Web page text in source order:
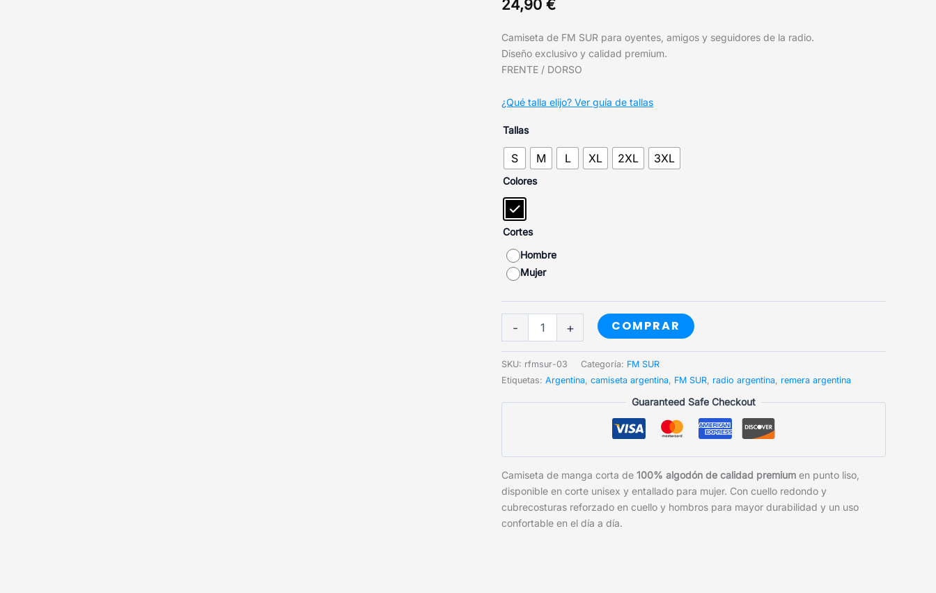
24,90 €
Camiseta de FM SUR para oyentes, amigos y seguidores de la radio.
Diseño exclusivo y calidad premium.
FRENTE / DORSO
¿Qué talla elijo? Ver guía de tallas
Tallas
S M L XL 2XL 3XL
Colores
Cortes
Hombre
Mujer
-
SUR
cantidad
+ COMPRAR
SKU: rfmsur-03 Categoría: FM SUR
Etiquetas: Argentina, camiseta argentina, FM SUR, radio argentina, remera argentina
Guaranteed Safe Checkout
Camiseta de manga corta de 100% algodón de calidad premium en punto liso,
disponible en corte unisex y entallado para mujer. Con cuello redondo y
cubrecosturas reforzado en cuello y hombros para mayor durabilidad y un uso
confortable en el día a día.